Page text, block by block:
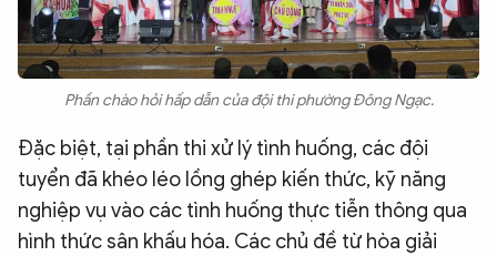
Phần chào hỏi hấp dẫn của đội thi phường Đông Ngạc.
Đặc biệt, tại phần thi xử lý tình huống, các đội
tuyển đã khéo léo lồng ghép kiến thức, kỹ năng
nghiệp vụ vào các tình huống thực tiễn thông qua
hình thức sân khấu hóa. Các chủ đề từ hòa giải